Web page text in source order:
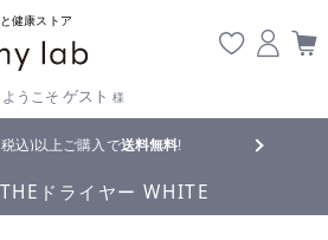
健康ストア
ようこそ ゲスト 様
上ご購入で送料無料! 【重要】熊本地
ドライヤー WHITE